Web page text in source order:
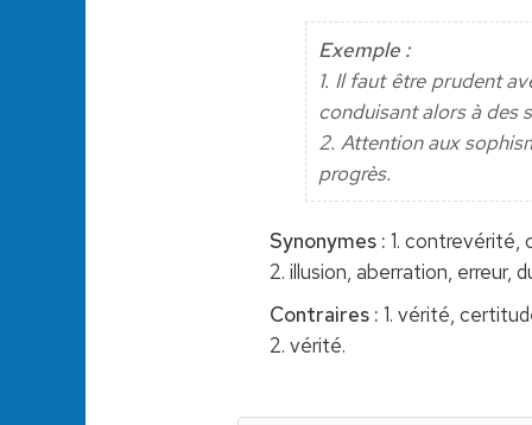
Exemple :
1. Il faut être prudent
conduisant alors à des
2. Attention aux
progrès.
Synonymes : 1. contrevérité,
2. illusion, aberration, erreur,
Contraires : 1. vérité,
2. vérité.